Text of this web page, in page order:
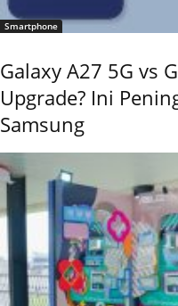
Smartphone
Galaxy A27 5G vs
Upgrade? Ini
Samsung